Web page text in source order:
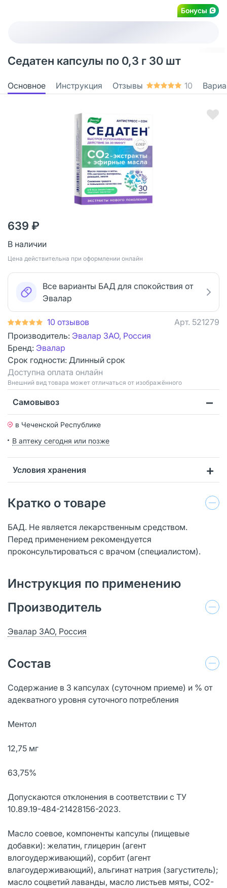
Бонусы
Седатен капсулы по 0,3 г 30 шт
Основное Инструкция Отзывы 10
639 ₽
В наличии
Цена действительна при оформлении онлайн
Все варианты БАД для спокойствия от
Эвалар
10 отзывов Арт. 521279
Производитель: Эвалар ЗАО, Россия
Бренд: Эвалар
Срок годности: Длинный срок
Доступна оплата онлайн
Bнешний вид товара может отличаться от изображённого
Самовывоз
в Чеченской Республике
В аптеку сегодня или позже
Условия хранения
Кратко о товаре
БАД. Не является лекарственным средством.
Перед применением рекомендуется
проконсультироваться с врачом (специалистом).
Инструкция по применению
Производитель
Эвалар ЗАО, Россия
Состав
Содержание в 3 капсулах (суточном приеме) и % от
адекватного уровня суточного потребления
Ментол
12,75 мг
63,75%
Допускаются отклонения в соответствии с ТУ
10.89.19-484-21428156-2023.
Масло соевое, компоненты капсулы (пищевые
добавки): желатин, глицерин (агент
влогоудерживающий), сорбит (агент
влагоудерживающий), альгинат натрия (загуститель);
масло соцветий лаванды, масло листьев мяты, СО2-